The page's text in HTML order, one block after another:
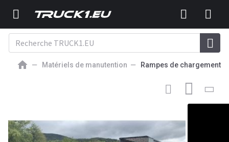
Matériels de manutention Rampes de chargement
AZ RAMP STAR- 8T mobile